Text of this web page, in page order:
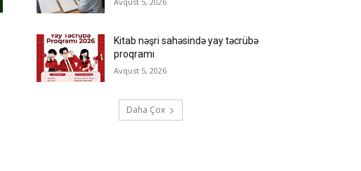
Kitab nəşri sahəsində yay təcrübə
proqramı
Avqust 5, 2026
Daha Çox